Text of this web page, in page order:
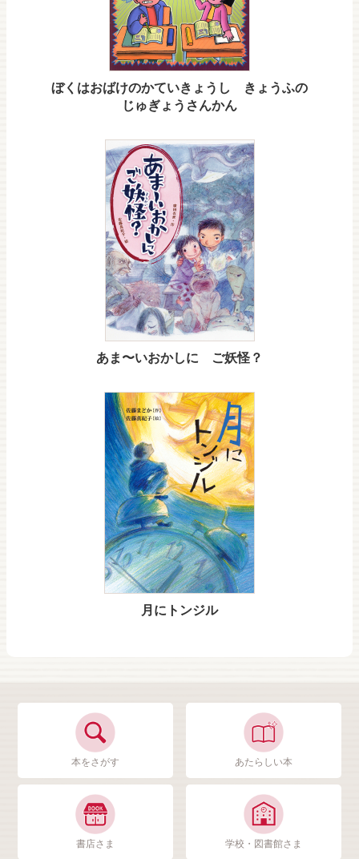
ぼくはおばけのかていきょうし きょうふの
じゅぎょうさんかん
あま〜いおかしに ご妖怪？
月にトンジル
本をさがす あたらしい本
書店さま 学校・図書館さま